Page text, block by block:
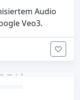
Audio
Veo3.